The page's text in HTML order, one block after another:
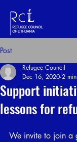
Post
Support
lessons for
Refugee Council
Dec 16, 2020 2
We invite to join a